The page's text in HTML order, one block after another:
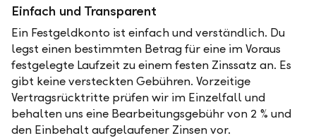
Einfach und Transparent
Ein Festgeldkonto ist einfach und verständlich. Du
legst einen bestimmten Betrag für eine im Voraus
festgelegte Laufzeit zu einem festen Zinssatz an. Es
gibt keine versteckten Gebühren. Vorzeitige
Vertragsrücktritte prüfen wir im Einzelfall und
behalten uns eine Bearbeitungsgebühr von 2 % und
den Einbehalt aufgelaufener Zinsen vor.